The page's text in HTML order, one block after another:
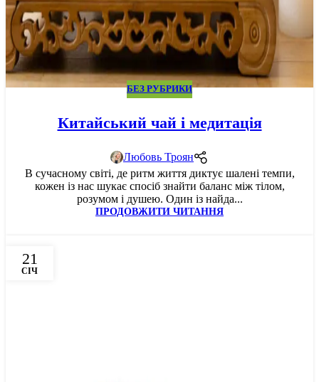
БЕЗ РУБРИКИ
Китайський чай і медитація
Любовь Троян
В сучасному світі, де ритм життя диктує шалені темпи,
кожен із нас шукає спосіб знайти баланс між тілом,
розумом і душею. Один із найда...
ПРОДОВЖИТИ ЧИТАННЯ
21
СІЧ